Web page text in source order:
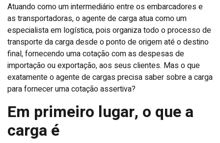
Atuando como um intermediário entre os embarcadores e
as transportadoras, o agente de carga atua como um
especialista em logística, pois organiza todo o processo de
transporte da carga desde o ponto de origem até o destino
final, fornecendo uma cotação com as despesas de
importação ou exportação, aos seus clientes. Mas o que
exatamente o agente de cargas precisa saber sobre a carga
para fornecer uma cotação assertiva?
Em primeiro lugar, o que a
carga é